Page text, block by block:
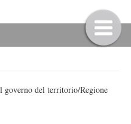
governo del territorio/Regione